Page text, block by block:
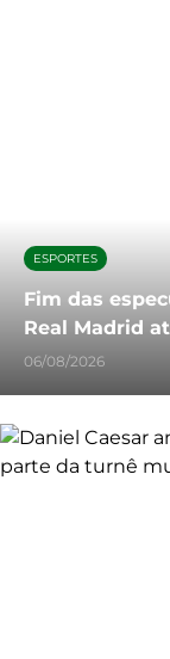
ESPORTES
Fim das
Real Madrid
06/08/2026